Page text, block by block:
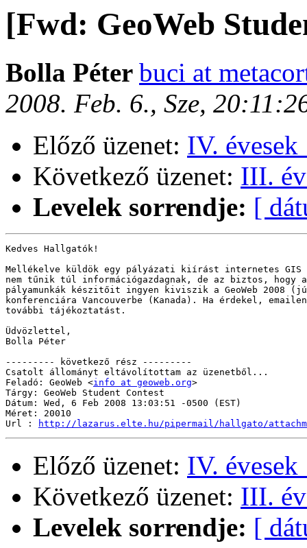
[Fwd: GeoWeb
Bolla Péter buci at
2008. Feb. 6., Sze,
Előző üzenet: IV.
Következő üzenet: III.
Levelek sorrendje: [
Kedves Hallgatók!
Mellékelve küldök egy pályázati kiírást internetes
nem tűnik túl információgazdagnak, de az biztos, hogy
pályamunkák készitőit ingyen kiviszik a GeoWeb 2008
konferenciára Vancouverbe (Kanada). Ha érdekel,
további tájékoztatást.
Üdvözlettel,
Bolla Péter
--------- következő rész ---------
Csatolt állományt eltávolítottam az üzenetből...
Feladó: GeoWeb <info at geoweb.org>
Tárgy: GeoWeb Student Contest
Dátum: Wed, 6 Feb 2008 13:03:51 -0500 (EST)
Méret: 20010
Url :
http://lazarus.elte.hu/pipermail/hallgato/
Előző üzenet: IV.
Következő üzenet: III.
Levelek sorrendje: [